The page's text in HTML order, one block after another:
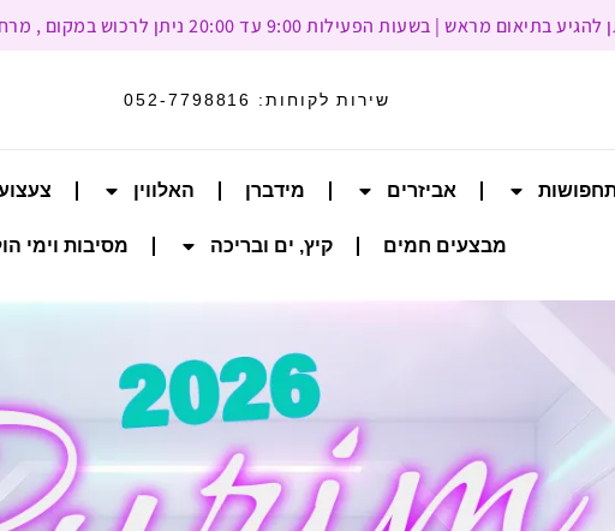
בתיאום מראש | בשעות הפעילות 9:00 עד 20:00 ניתן לרכוש במקום , מרחוב ז’בוטינסקי 93, רמת גן
שירות לקוחות: 052-7798816
אביזרים מידברן האלווין
מבצעים חמים קיץ, ים ובריכה מסיבות וימי